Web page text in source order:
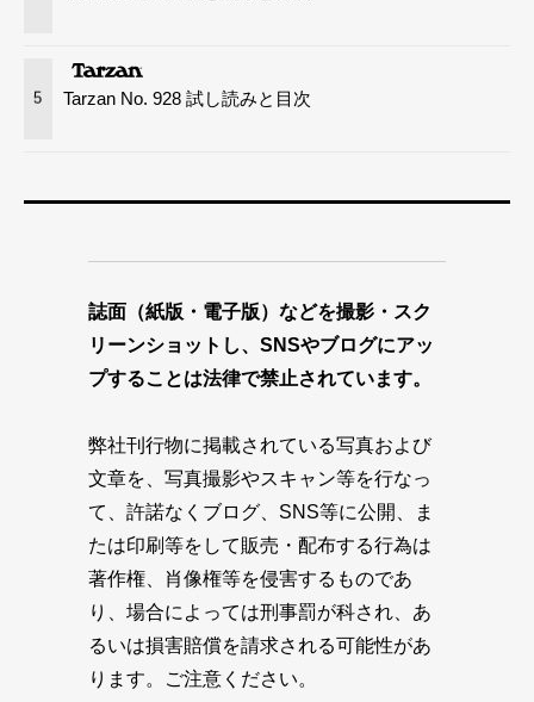
5 Tarzan No. 928 試し読みと目次
誌面（紙版・電子版）などを撮影・スク
リーンショットし、SNSやブログにアッ
プすることは法律で禁止されています。
弊社刊行物に掲載されている写真および
文章を、写真撮影やスキャン等を行なっ
て、許諾なくブログ、SNS等に公開、ま
たは印刷等をして販売・配布する行為は
著作権、肖像権等を侵害するものであ
り、場合によっては刑事罰が科され、あ
るいは損害賠償を請求される可能性があ
ります。ご注意ください。